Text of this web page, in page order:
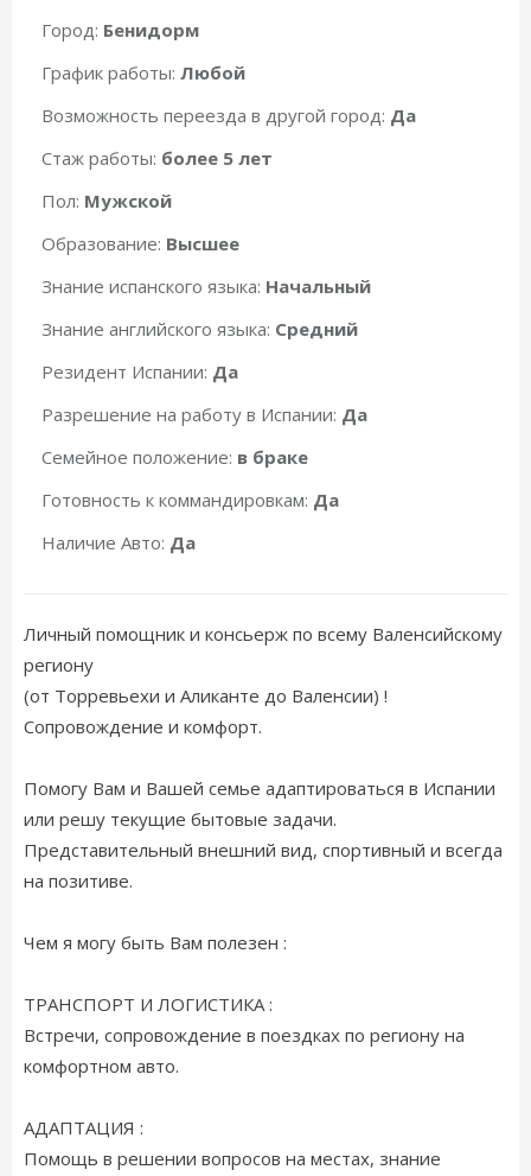
Город: Бенидорм
График работы: Любой
Возможность переезда в другой город: Да
Стаж работы: более 5 лет
Пол: Мужской
Образование: Высшее
Знание испанского языка: Начальный
Знание английского языка: Средний
Резидент Испании: Да
Разрешение на работу в Испании: Да
Семейное положение: в браке
Готовность к коммандировкам: Да
Наличие Авто: Да
Личный помощник и консьерж по всему Валенсийскому
региону
(от Торревьехи и Аликанте до Валенсии) !
Сопровождение и комфорт.
Помогу Вам и Вашей семье адаптироваться в Испании
или решу текущие бытовые задачи.
Представительный внешний вид, спортивный и всегда
на позитиве.
​Чем я могу быть Вам полезен :
​ТРАНСПОРТ И ЛОГИСТИКА :
Встречи, сопровождение в поездках по региону на
комфортном авто.
​АДАПТАЦИЯ :
Помощь в решении вопросов на местах, знание